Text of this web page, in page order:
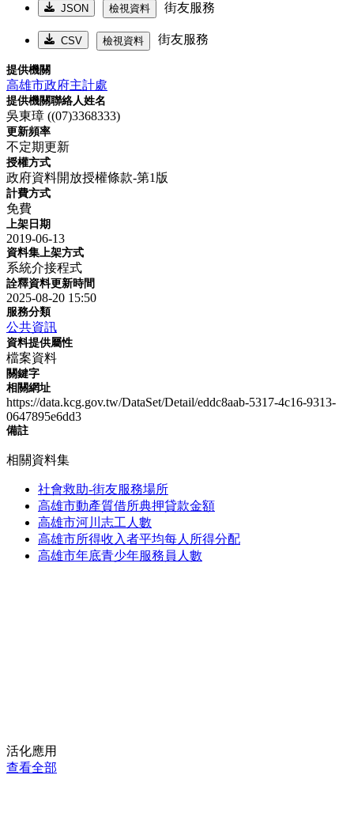
JSON 檢視資料 街友服務
CSV 檢視資料 街友服務
提供機關
高雄市政府主計處
提供機關聯絡人姓名
吳東璋 ((07)3368333)
更新頻率
不定期更新
授權方式
政府資料開放授權條款-第1版
計費方式
免費
上架日期
2019-06-13
資料集上架方式
系統介接程式
詮釋資料更新時間
2025-08-20 15:50
服務分類
公共資訊
資料提供屬性
檔案資料
關鍵字
相關網址
https://data.kcg.gov.tw/DataSet/Detail/eddc8aab-5317-4c16-9313-
0647895e6dd3
備註
相關資料集
社會救助-街友服務場所
高雄市動產質借所典押貸款金額
高雄市河川志工人數
高雄市所得收入者平均每人所得分配
高雄市年底青少年服務員人數
活化應用
查看全部